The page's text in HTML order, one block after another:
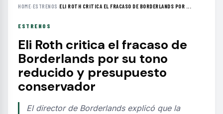
HOME›ESTRENOS ›ELI ROTH CRITICA EL FRACASO DE BORDERLANDS POR ...
ESTRENOS
Eli Roth critica el fracaso de
Borderlands por su tono
reducido y presupuesto
conservador
El director de Borderlands explicó que la